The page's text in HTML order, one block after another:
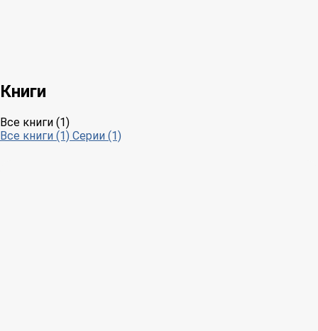
Книги
Все книги (1)
Все книги (1) Серии (1)